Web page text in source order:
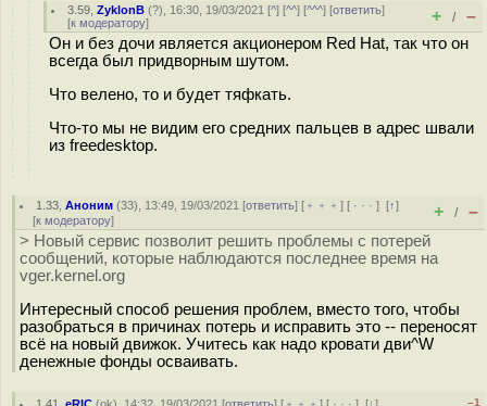
3.59 ,ZyklonB (?), 16:30, 19/03/2021 [^] [^^] [^^^] [ответить]
[к модератору] + / –
Он и без дочи является акционером Red Hat, так что он
всегда был придворным шутом.
Что велено, то и будет тяфкать.
Что-то мы не видим его средних пальцев в адрес швали
из freedesktop.
1.33 ,Аноним (33), 13:49, 19/03/2021 [ответить] [ ﹢﹢﹢] [ · · ·][↑]
[к модератору] + / –
> Новый сервис позволит решить проблемы с потерей
сообщений, которые наблюдаются последнее время на
vger.kernel.org
Интересный способ решения проблем, вместо того, чтобы
разобраться в причинах потерь и исправить это -- переносят
всё на новый движок. Учитесь как надо кровати дви^W
денежные фонды осваивать.
–1